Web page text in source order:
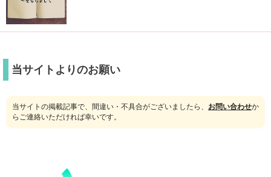
当サイトよりのお願い
当サイトの掲載記事で、間違い・不具合がございましたら、 お問い合わせか
らご連絡いただければ幸いです。